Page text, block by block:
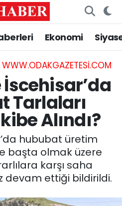
Ekonomi
WWW.ODAKGAZETESI.COM
Tarlaları
Alındı?
hububat üretim
başta olmak üzere
karşı saha
devam ettiği bildirildi.
HABERLERİ
ve Fikstür